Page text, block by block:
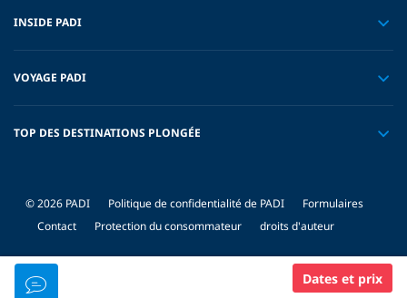
Dates et prix
INSIDE PADI
VOYAGE PADI
TOP DES DESTINATIONS PLONGÉE
© 2026 PADI Politique de confidentialité de PADI
Formulaires
Contact
Protection du consommateur droits d'auteur